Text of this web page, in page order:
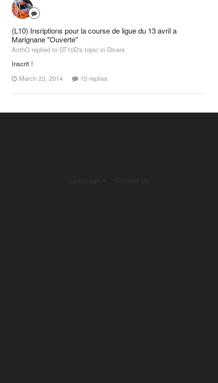
(L10) Insriptions pour la course de ligue du 13 avril a
Marignane "Ouverte"
AnthO replied to DT10D's topic in Divers
Inscrit !
March 23, 2014
15 replies